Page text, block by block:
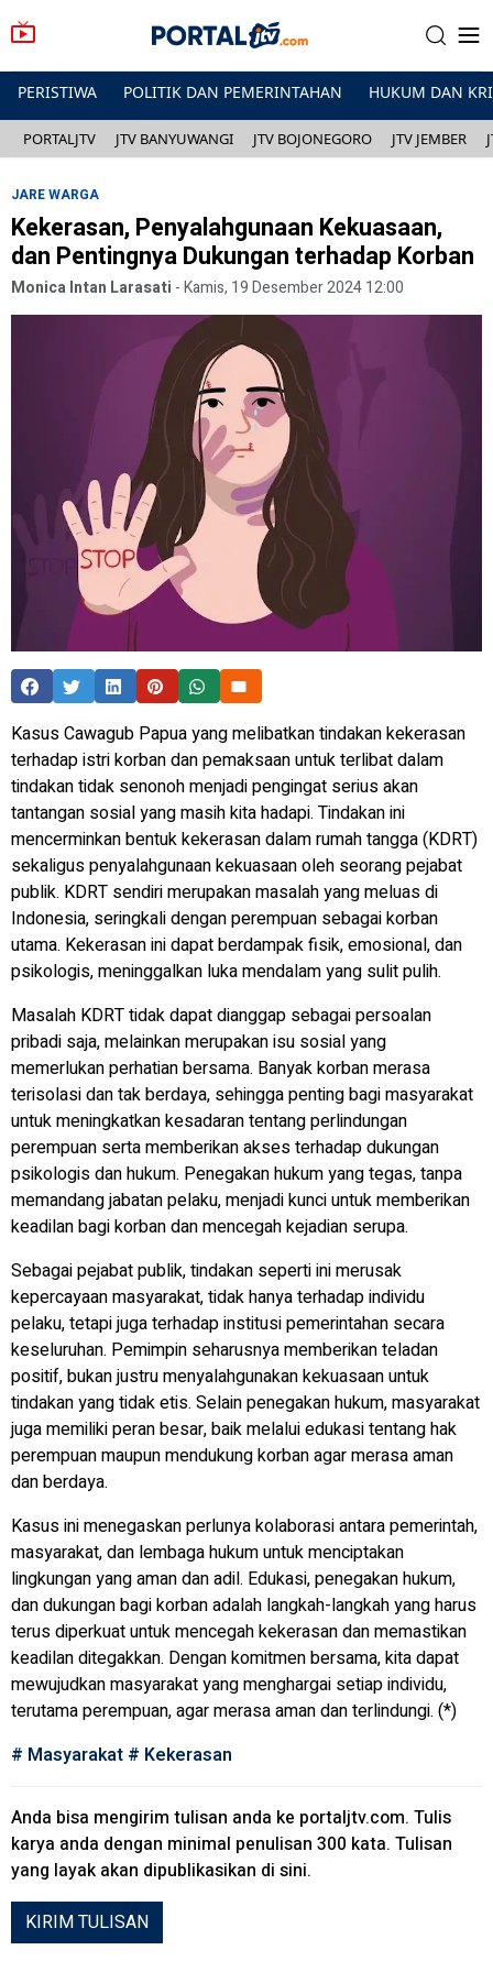
PERISTIWA POLITIK DAN PEMERINTAHAN HUKUM DAN
PORTALJTV JTV BANYUWANGI JTV BOJONEGORO JTV JEMBER
JARE WARGA
Kekerasan, Penyalahgunaan Kekuasaan,
dan Pentingnya Dukungan terhadap Korban
Monica Intan Larasati -Kamis, 19 Desember 2024 12:00
Kasus Cawagub Papua yang melibatkan tindakan kekerasan
terhadap istri korban dan pemaksaan untuk terlibat dalam
tindakan tidak senonoh menjadi pengingat serius akan
tantangan sosial yang masih kita hadapi. Tindakan ini
mencerminkan bentuk kekerasan dalam rumah tangga (KDRT)
sekaligus penyalahgunaan kekuasaan oleh seorang pejabat
publik. KDRT sendiri merupakan masalah yang meluas di
Indonesia, seringkali dengan perempuan sebagai korban
utama. Kekerasan ini dapat berdampak fisik, emosional, dan
psikologis, meninggalkan luka mendalam yang sulit pulih.
Masalah KDRT tidak dapat dianggap sebagai persoalan
pribadi saja, melainkan merupakan isu sosial yang
memerlukan perhatian bersama. Banyak korban merasa
terisolasi dan tak berdaya, sehingga penting bagi masyarakat
untuk meningkatkan kesadaran tentang perlindungan
perempuan serta memberikan akses terhadap dukungan
psikologis dan hukum. Penegakan hukum yang tegas, tanpa
memandang jabatan pelaku, menjadi kunci untuk memberikan
keadilan bagi korban dan mencegah kejadian serupa.
Sebagai pejabat publik, tindakan seperti ini merusak
kepercayaan masyarakat, tidak hanya terhadap individu
pelaku, tetapi juga terhadap institusi pemerintahan secara
keseluruhan. Pemimpin seharusnya memberikan teladan
positif, bukan justru menyalahgunakan kekuasaan untuk
tindakan yang tidak etis. Selain penegakan hukum, masyarakat
juga memiliki peran besar, baik melalui edukasi tentang hak
perempuan maupun mendukung korban agar merasa aman
dan berdaya.
Kasus ini menegaskan perlunya kolaborasi antara pemerintah,
masyarakat, dan lembaga hukum untuk menciptakan
lingkungan yang aman dan adil. Edukasi, penegakan hukum,
dan dukungan bagi korban adalah langkah-langkah yang harus
terus diperkuat untuk mencegah kekerasan dan memastikan
keadilan ditegakkan. Dengan komitmen bersama, kita dapat
mewujudkan masyarakat yang menghargai setiap individu,
terutama perempuan, agar merasa aman dan terlindungi. (*)
# Masyarakat # Kekerasan
Anda bisa mengirim tulisan anda ke portaljtv.com. Tulis
karya anda dengan minimal penulisan 300 kata. Tulisan
yang layak akan dipublikasikan di sini.
KIRIM TULISAN